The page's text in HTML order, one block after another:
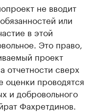
не вводит
или
в этой
Это право,
проект
отчетности сверх
оценки проводятся
и добровольного
Фахретдинов.